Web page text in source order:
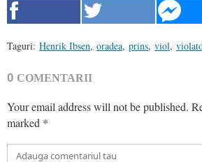
Taguri: Henrik Ibsen, oradea, prins, viol,
0 COMENTARII
Your email address will not be published.
marked *